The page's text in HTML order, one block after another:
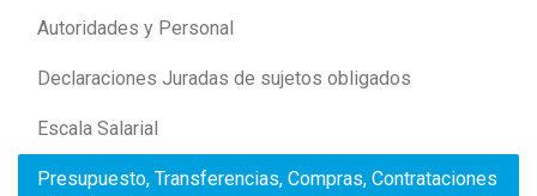
Autoridades y Personal
Declaraciones Juradas de sujetos obligados
Escala Salarial
Presupuesto, Transferencias, Compras, Contrataciones